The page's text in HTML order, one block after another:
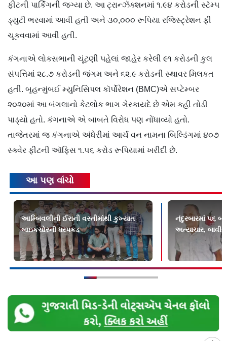
ફીટની પાર્કિંગની જગ્યા છે. આ ટ્રાન્ઝૅક્શનમાં ૧.૯૪ કરોડની સ્ટૅમ્પ
ડ્યુટી ભરવામાં આવી હતી અને ૩૦,૦૦૦ રૂપિયા રજિસ્ટ્રેશન ફી
ચૂકવવામાં આવી હતી.
કંગનાએ લોકસભાની ચૂંટણી પહેલાં જાહેર કરેલી ૯૧ કરોડની કુલ
સંપત્તિમાં ૨૮.૭ કરોડની જંગમ અને ૬૨.૯ કરોડની સ્થાવર મિલકત
હતી. બૃહન્મુંબઈ મ્યુનિસિપલ કૉર્પોરેશન (BMC)એ સપ્ટેમ્બર
૨૦૨૦માં આ બંગલાનો કેટલોક ભાગ ગેરકાયદે છે એમ કહી તોડી
પાડ્યો હતો. કંગનાએ એ બાબતે વિરોધ પણ નોંધાવ્યો હતો.
તાજેતરમાં જ કંગનાએ અંધેરીમાં આર્ચ વન નામના બિલ્ડિંગમાં ૪૦૭
સ્ક્વેર ફીટની ઑફિસ ૧.૫૬ કરોડ રૂપિયામાં ખરીદી છે.
આ પણ વાંચો
આમ્બિવલીની ઈરાની વસ્તીમાંથી કુખ્યાત
બાઇકચોરની ધરપકડ
નંદુરબારમાં ૫૬
અત્યાચાર,